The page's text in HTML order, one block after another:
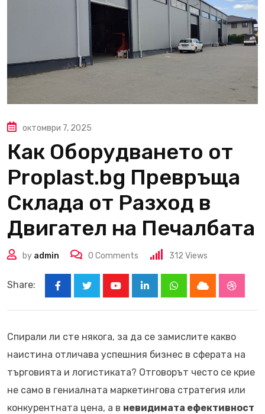
октомври 7, 2025
Как Оборудването от
Proplast.bg Превръща
Склада от Разход в
Двигател на Печалбата
by admin 0 Comments 312 Views
Share:
LinkedInWhatsappCloud
Спирали ли сте някога, за да се замислите какво
наистина отличава успешния бизнес в сферата на
търговията и логистиката? Отговорът често се крие
не само в гениалната маркетингова стратегия или
конкурентната цена, а в невидимата ефективност